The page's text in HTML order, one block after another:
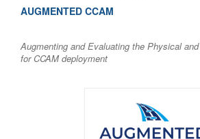
AUGMENTED CCAM
Augmenting and Evaluating the Physical
for CCAM deployment